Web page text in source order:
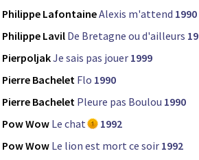
Philippe LafontaineAlexis m'attend 1990
Philippe Lavil De Bretagne ou d'ailleurs
PierpoljakJe sais pas jouer 1999
Pierre Bachelet Flo 1990
Pierre Bachelet Pleure pas Boulou 1990
Pow Wow Le chat
1992
Pow Wow Le lion est mort ce soir 1992